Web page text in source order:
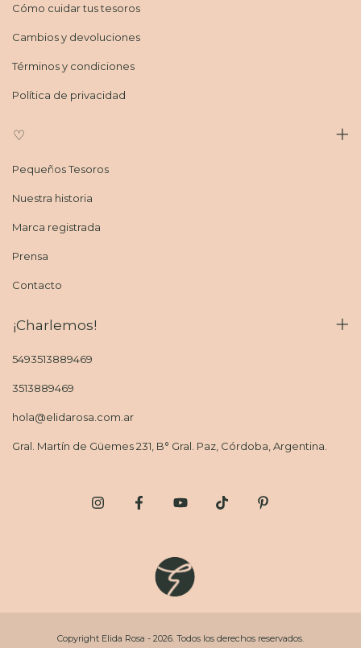
Cómo cuidar tus tesoros
Cambios y devoluciones
Términos y condiciones
Política de privacidad
♡
Pequeños Tesoros
Nuestra historia
Marca registrada
Prensa
Contacto
¡Charlemos!
5493513889469
3513889469
hola@elidarosa.com.ar
Gral. Martín de Güemes 231, B° Gral. Paz, Córdoba, Argentina.
Copyright Elida Rosa - 2026. Todos los derechos reservados.